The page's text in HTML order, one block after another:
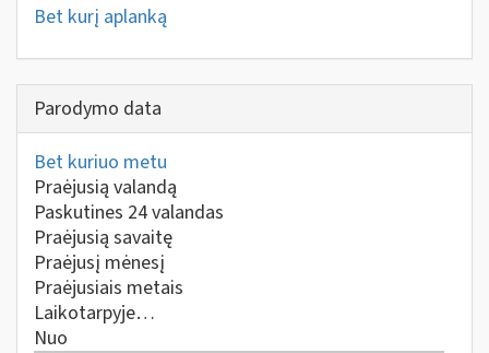
Bet kurį aplanką
Parodymo data
Bet kuriuo metu
Praėjusią valandą
Paskutines 24 valandas
Praėjusią savaitę
Praėjusį mėnesį
Praėjusiais metais
Laikotarpyje…
Nuo